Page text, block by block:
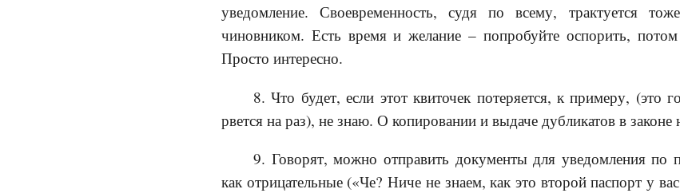
уведомление. Своевременность, судя по всему, трактуется
чиновником. Есть время и желание – попробуйте оспорить,
Просто интересно.
8. Что будет, если этот квиточек потеряется, к примеру, (это
рвется на раз), не знаю. О копировании и выдаче дубликатов в законе
9. Говорят, можно отправить документы для уведомления по
как отрицательные («Че? Ниче не знаем, как это второй паспорт у